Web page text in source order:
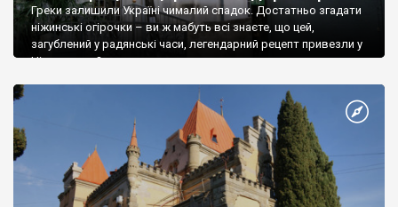
Греки залишили Україні чималий спадок. Достатньо згадати
ніжинські огірочки – ви ж мабуть всі знаєте, що цей,
загублений у радянські часи, легендарний рецепт привезли у
Ніжин греки?